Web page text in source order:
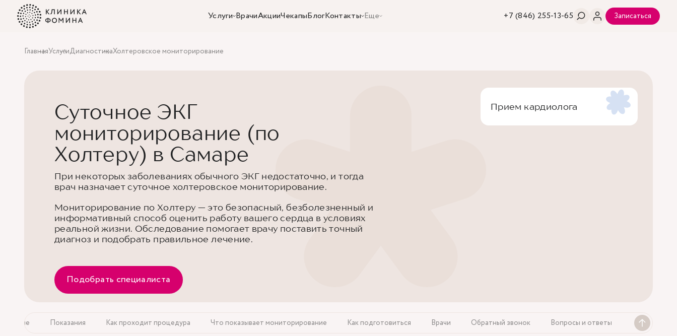
Услуги ВрачиАкцииЧекапыБлогКонтакты Еще +7 (846) 255-13-65 Записаться
ГлавнаяУслугиДиагностикаХолтеровское мониторирование
Суточное ЭКГ
мониторирование (по
Холтеру) в Самаре
При некоторых заболеваниях обычного ЭКГ недостаточно, и тогда
врач назначает суточное холтеровское мониторирование.
Мониторирование по Холтеру — это безопасный, безболезненный и
информативный способ оценить работу вашего сердца в условиях
реальной жизни. Обследование помогает врачу поставить точный
диагноз и подобрать правильное лечение.
Подобрать специалиста
Прием кардиолога
Показания Как проходит процедура Что показывает мониторирование Как подготовиться Врачи Обратный звонок Вопросы и ответы